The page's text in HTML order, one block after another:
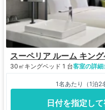
スーペリア ルーム キン
30㎡ キングベッド 1 台客室の詳細
1名あたり（1泊2
日付を指定し